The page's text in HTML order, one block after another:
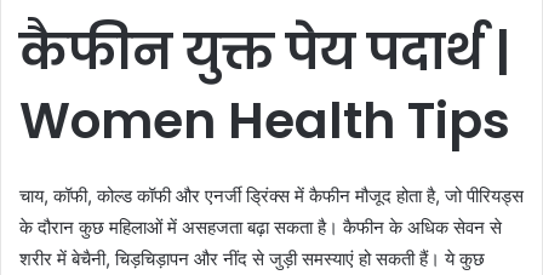
कैफीनयुक्तपेयपदार्थ |
Women Health Tips
चाय, कॉफी, कोल्ड कॉफी और एनर्जी ड्रिंक्स में कैफीन मौजूद होता है, जो पीरियड्स
के दौरान कुछ महिलाओं में असहजता बढ़ा सकता है। कैफीन के अधिक सेवन से
शरीर में बेचैनी, चिड़चिड़ापन और नींद से जुड़ी समस्याएं हो सकती हैं। ये कुछ